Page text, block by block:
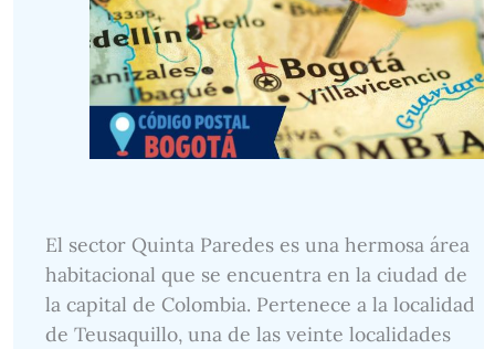
El sector Quinta Paredes es una hermosa área
habitacional que se encuentra en la ciudad de
la capital de Colombia. Pertenece a la localidad
de Teusaquillo, una de las veinte localidades